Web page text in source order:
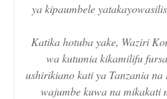
ya kipaumbele
Katika hotuba yake, Waziri
wa kutumia kikamilifu
ushirikiano kati ya Tanzania
wajumbe kuwa na mikakati